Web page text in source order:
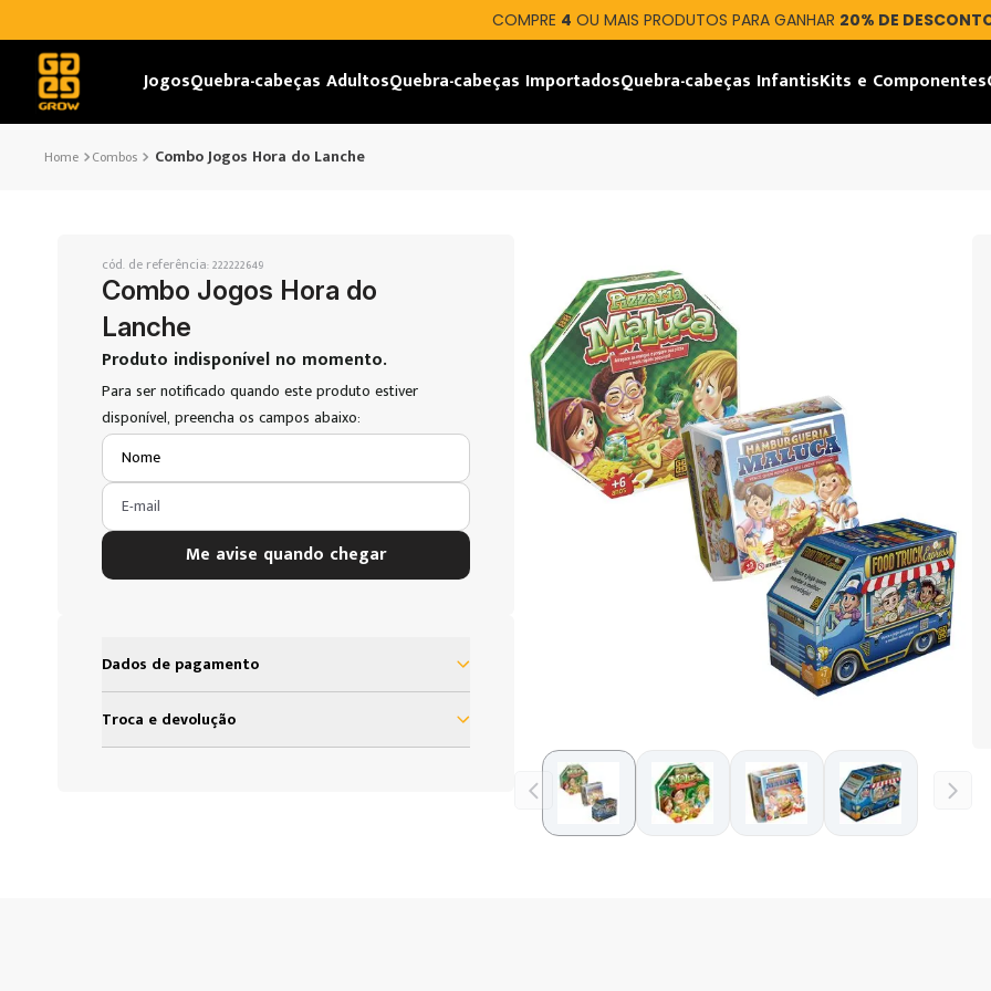
COMPRE 4 OU MAIS PRODUTOS PARA GANHAR 20% DE
JogosQuebra-cabeças AdultosQuebra-cabeças ImportadosQuebra-cabeças InfantisKits e Componentes
Combos Combo Jogos Hora do Lanche
cód. de referência:222222649
Combo Jogos Hora do
Lanche
Nome
E-mail
Me avise quando chegar
Dados de pagamento
Troca e devolução